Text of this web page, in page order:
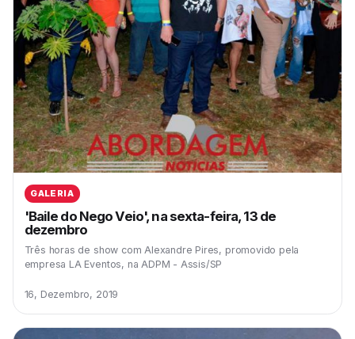
GALERIA
'Baile do Nego Veio', na sexta-feira, 13 de
dezembro
Três horas de show com Alexandre Pires, promovido pela
empresa LA Eventos, na ADPM - Assis/SP
16, Dezembro, 2019